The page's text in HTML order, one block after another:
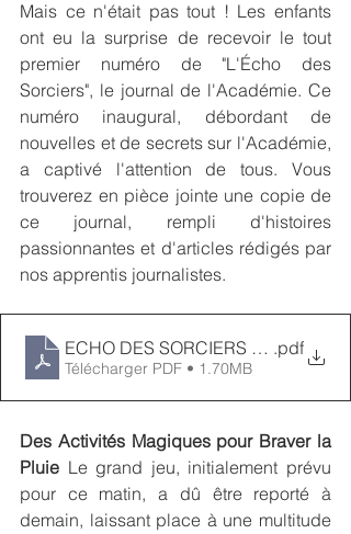
Mais ce n'était pas tout ! Les enfants
ont eu la surprise de recevoir le tout
premier numéro de "L'Écho des
Sorciers", le journal de l'Académie. Ce
numéro inaugural, débordant de
nouvelles et de secrets sur l'Académie,
a captivé l'attention de tous. Vous
trouverez en pièce jointe une copie de
ce journal, rempli d'histoires
passionnantes et d'articles rédigés par
nos apprentis journalistes.
ECHO DES SORCIERS 2024 -
.pdf
Télécharger PDF • 1.70MB
Des Activités Magiques pour Braver la
Pluie Le grand jeu, initialement prévu
pour ce matin, a dû être reporté à
demain, laissant place à une multitude